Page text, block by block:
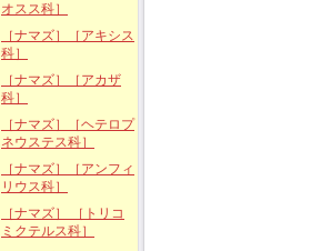
オスス科］
［ナマズ］［アキシス
科］
［ナマズ］［アカザ
科］
［ナマズ］［ヘテロプ
ネウステス科］
［ナマズ］［アンフィ
リウス科］
［ナマズ］ ［トリコ
ミクテルス科］